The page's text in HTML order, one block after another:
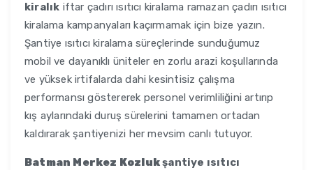
kiralık iftar çadırı ısıtıcı kiralama ramazan çadırı ısıtıcı
kiralama kampanyaları kaçırmamak için bize yazın.
Şantiye ısıtıcı kiralama süreçlerinde sunduğumuz
mobil ve dayanıklı üniteler en zorlu arazi koşullarında
ve yüksek irtifalarda dahi kesintisiz çalışma
performansı göstererek personel verimliliğini artırıp
kış aylarındaki duruş sürelerini tamamen ortadan
kaldırarak şantiyenizi her mevsim canlı tutuyor.
Batman Merkez Kozlukşantiye ısıtıcı